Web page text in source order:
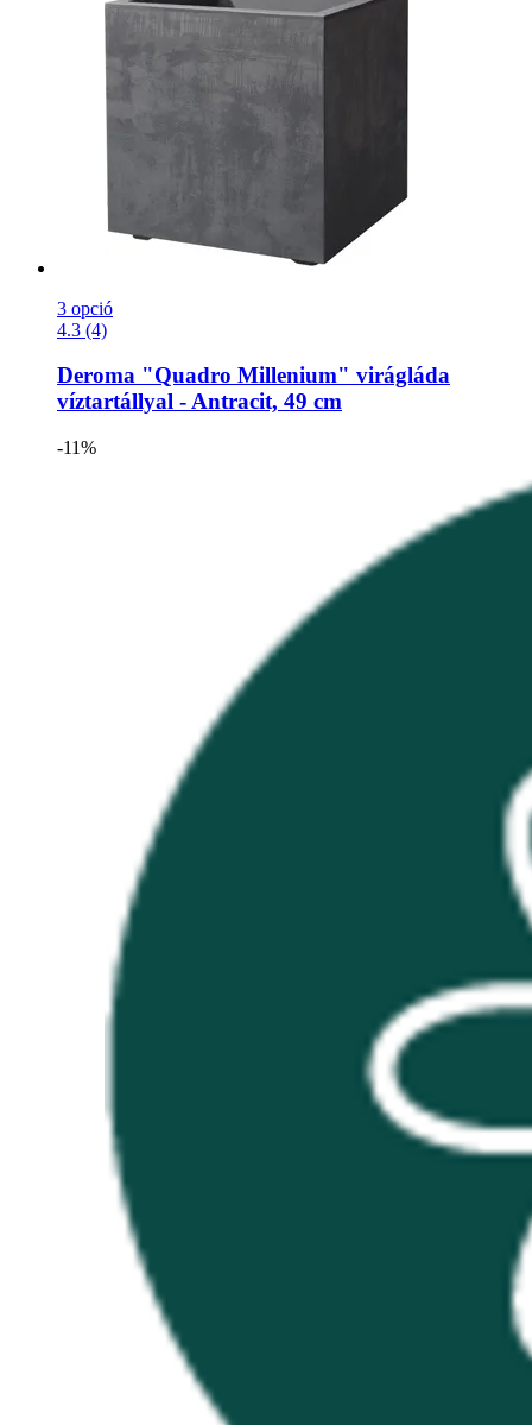
3 opció
4.3 (4)
Deroma "Quadro Millenium" virágláda
víztartállyal -​ Antracit, 49 cm
-11%